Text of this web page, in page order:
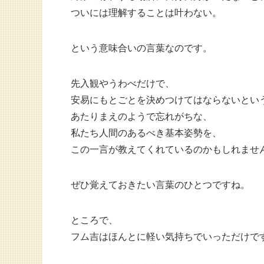
ついには理解することは叶わない。
という意味合いの言葉なのです。
先入観やうわべだけで、
安易にもとごとを決めつけてはならないとい
あたりまえのようで忘れがちな、
私たち人間のあるべき基本姿勢を、
この一言が教えてくれているのかもしれませ
ぜひ覚えておきたい言葉のひとつですね。
ところで、
フム吉はほんとに軽い気持ちでいっただけで